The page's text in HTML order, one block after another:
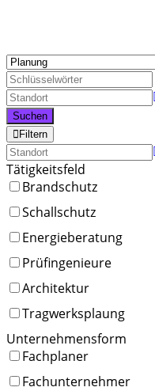
Suchen
Filtern
Tätigkeitsfeld
Brandschutz
Schallschutz
Energieberatung
Prüfingenieure
Architektur
Tragwerksplaung
Unternehmensform
Fachplaner
Fachunternehmer